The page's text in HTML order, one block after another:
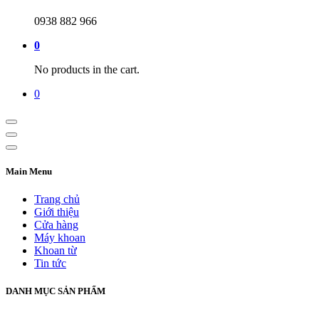
0938 882 966
0
No products in the cart.
0
Main Menu
Trang chủ
Giới thiệu
Cửa hàng
Máy khoan
Khoan từ
Tin tức
DANH MỤC SẢN PHẨM